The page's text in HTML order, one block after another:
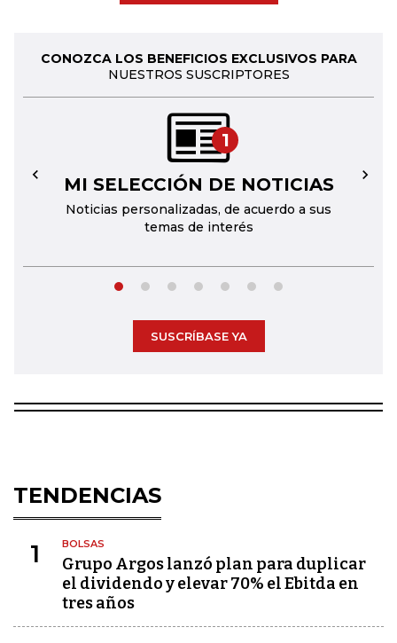
CONOZCA LOS BENEFICIOS EXCLUSIVOS PARA
NUESTROS SUSCRIPTORES
1
MI SELECCIÓN DE NOTICIAS
Noticias personalizadas, de acuerdo a sus
temas de interés
← →
SUSCRÍBASE YA
TENDENCIAS
1 BOLSAS
Grupo Argos lanzó plan para duplicar
el dividendo y elevar 70% el Ebitda en
tres años